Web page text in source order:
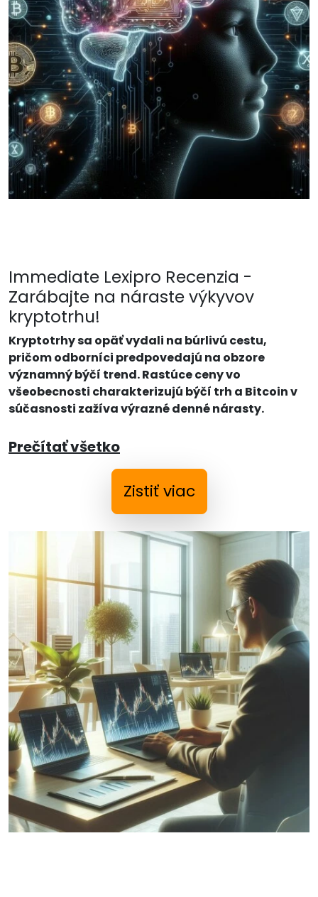
Immediate Lexipro Recenzia -
Zarábajte na náraste výkyvov
kryptotrhu!
Kryptotrhy sa opäť vydali na búrlivú cestu,
pričom odborníci predpovedajú na obzore
významný býčí trend. Rastúce ceny vo
všeobecnosti charakterizujú býčí trh a Bitcoin v
súčasnosti zažíva výrazné denné nárasty.
Prečítať všetko
Zistiť viac